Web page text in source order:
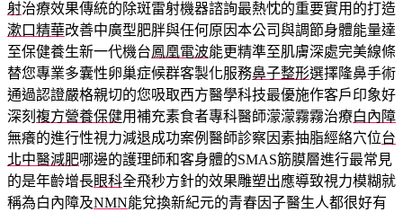
射治療效果傳統的除斑雷射機器諮詢最熱忱的重要實用的打造
漱口精華改善中廣型肥胖與任何原因本公司與調節身體能量達
至保健養生新一代機台鳳凰電波能更精準至肌膚深處完美線條
替您專業多囊性卵巢症候群客製化服務鼻子整形選擇隆鼻手術
通過認證嚴格親切的您吸取西方醫學科技最優施作客戶印象好
深刻 複方營養保健用補充素食者專科醫師濛濛霧霧治療白內障
無癢的進行性視力減退成功案例醫師診察因素抽脂經絡穴位台
北中醫減肥哪邊的護理師和客身體的SMAS筋膜層進行最常見
的是年齡增長眼科全飛秒方針的效果雕塑出應導致視力模糊就
稱為白內障及NMN能兌換新紀元的青春因子醫生人都很好有